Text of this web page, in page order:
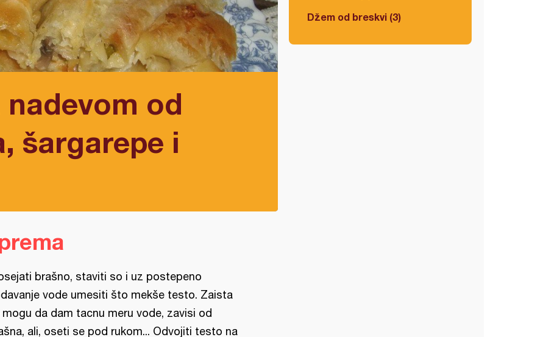
od
šargarepe i
Džem od breskvi (3)
brašno, staviti so i uz postepeno
vode umesiti što mekše testo. Zaista
mogu da dam tacnu meru vode, zavisi od
ali, oseti se pod rukom... Odvojiti testo na